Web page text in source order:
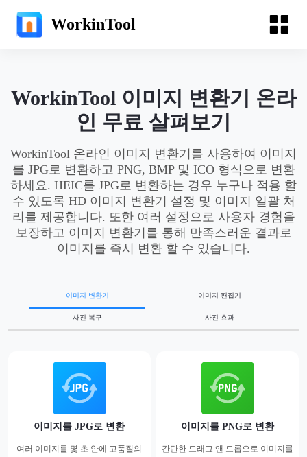
WorkinTool
WorkinTool 이미지 변환기 온라
인 무료 살펴보기
WorkinTool 온라인 이미지 변환기를 사용하여 이미지
를 JPG로 변환하고 PNG, BMP 및 ICO 형식으로 변환
하세요. HEIC를 JPG로 변환하는 경우 누구나 적용 할
수 있도록 HD 이미지 변환기 설정 및 이미지 일괄 처
리를 제공합니다. 또한 여러 설정으로 사용자 경험을
보장하고 이미지 변환기를 통해 만족스러운 결과로
이미지를 즉시 변환 할 수 있습니다.
이미지 변환기 이미지 편집기
사진 복구 사진 효과
이미지를 JPG로 변환
여러 이미지를 몇 초 안에 고품질의
이미지를 PNG로 변환
간단한 드래그 앤 드롭으로 이미지를